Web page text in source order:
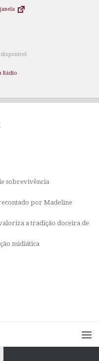
Rádio
sobrevivência
por Madeline
a tradição doceira de
midiática